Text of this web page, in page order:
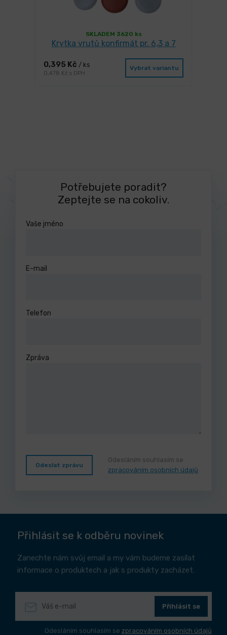
SKLADEM 3620 ks
Krytka vrutů konfirmát pr. 6,3 a 7
0,395 Kč / ks
0,478 Kč s DPH
Vybrat variantu
Potřebujete poradit?
Zeptejte se na cokoliv.
Vaše jméno
E-mail
Telefon
Zpráva
Odeslat zprávu
Odesláním souhlasím se
zpracováním osobních údajů
Přihlásit se k odběru novinek
Zanechte nám svůj email a my vám budeme zasílat
informace o produktech a jak s produkty zacházet.
Přihlásit se
Odesláním souhlasím se zpracováním osobních údajů